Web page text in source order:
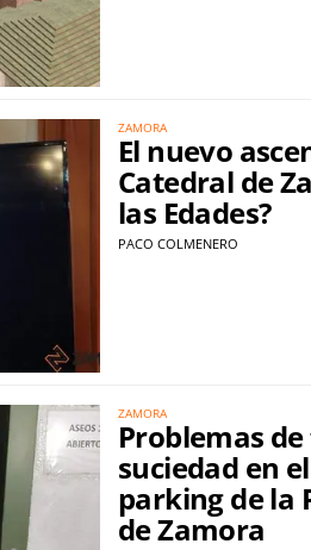
ZAMORA
El nuevo
Catedral de
las Edades?
PACO COLMENERO
ZAMORA
Problemas
suciedad en
parking de la
de Zamora